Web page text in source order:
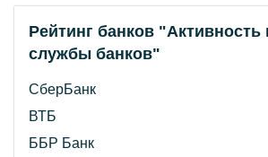
Рейтинг банков "Активность
службы банков"
СберБанк
ВТБ
ББР Банк